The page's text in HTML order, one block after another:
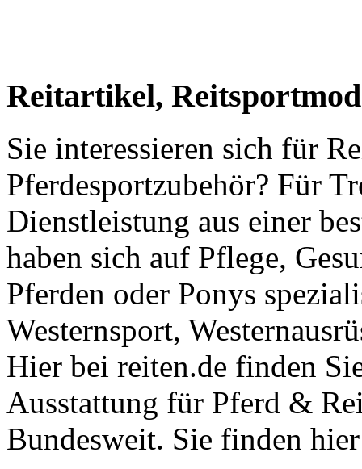
Reitartikel,
Sie interessieren sich für
Pferdesportzubehör? Für
Dienstleistung aus einer
haben sich auf Pflege,
Pferden oder Ponys
Westernsport,
Hier bei reiten.de finden
Ausstattung für Pferd &
Bundesweit. Sie finden